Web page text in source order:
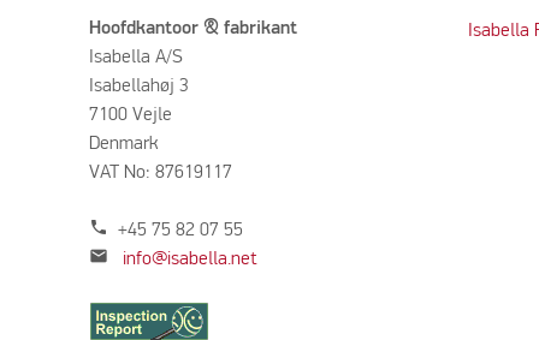
Hoofdkantoor & fabrikant
Isabella A/S
Isabellahøj 3
7100 Vejle
Denmark
VAT No: 87619117
phone +45 75 82 07 55
mail info@isabella.net
Isabella